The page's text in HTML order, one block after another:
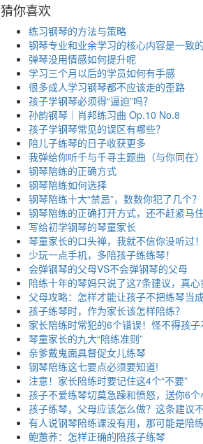
猜你喜欢
练习钢琴的方法与策略
钢琴专业和业余学习的核心内容是一致的
弹琴没用情感如何提升呢
学习三个月以后的学员如何有手感
很多成人学习钢琴都不应该走的歪路
孩子学钢琴必须得“逼迫”吗？
孙韵钢琴｜肖邦练习曲 Op.10 No.8
孩子学钢琴常见的误区有哪些？
陪儿子练琴的日子收获更多
我弹给你听千与千寻主题曲（与你同在）
钢琴陪练的正确方式
钢琴陪练如何选择
钢琴陪练十大“禁忌”，数数你犯了几个？
钢琴陪练的正确打开方式，还不赶紧马住
写给初学钢琴的琴童家长
琴童家长的口头禅，我就不信你没听过！
少玩一点手机，多陪孩子练练琴！
会弹钢琴的父母VS不会弹钢琴的父母
陪练十年的琴妈只说了这7条建议，真心
父母攻略：怎样才能让孩子不把练琴当
孩子练琴时，作为家长该怎样陪练？
家长陪练时常犯的6个错误！怪不得孩子
琴童家长的九大“陪练准则”
亲爹戴鬼面具督促女儿练琴
钢琴陪练这七要点必须要知道!
注意！家长陪练时要记住这4个“不要”
孩子不爱练琴切莫急躁和愤怒，送你6个
孩子练琴，父母应该怎么做？这条建议
有人说钢琴陪练课没有用，那可能是陪
鲍蕙荞：怎样正确的陪孩子练琴